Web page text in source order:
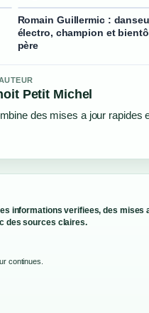
Romain Guillermic :
électro, champion et
père
Petit Michel
des mises a jour rapides
informations verifiees, des mises
des sources claires.
continues.